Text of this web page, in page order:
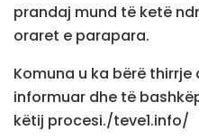
prandaj mund të ketë
oraret e parapara.
Komuna u ka bërë
informuar dhe të
këtij procesi./teve1.info/